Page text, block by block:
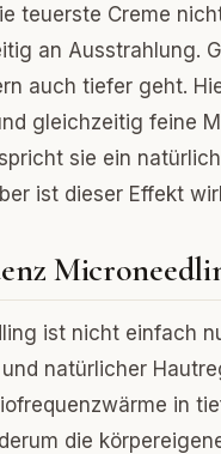
teuerste Creme
an Ausstrahlung.
auch tiefer geht.
gleichzeitig feine
sie ein
ist dieser Effekt
ist nicht einfach
natürlicher
in
die